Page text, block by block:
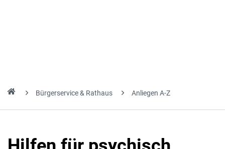
Bürgerservice & Rathaus Anliegen A-Z